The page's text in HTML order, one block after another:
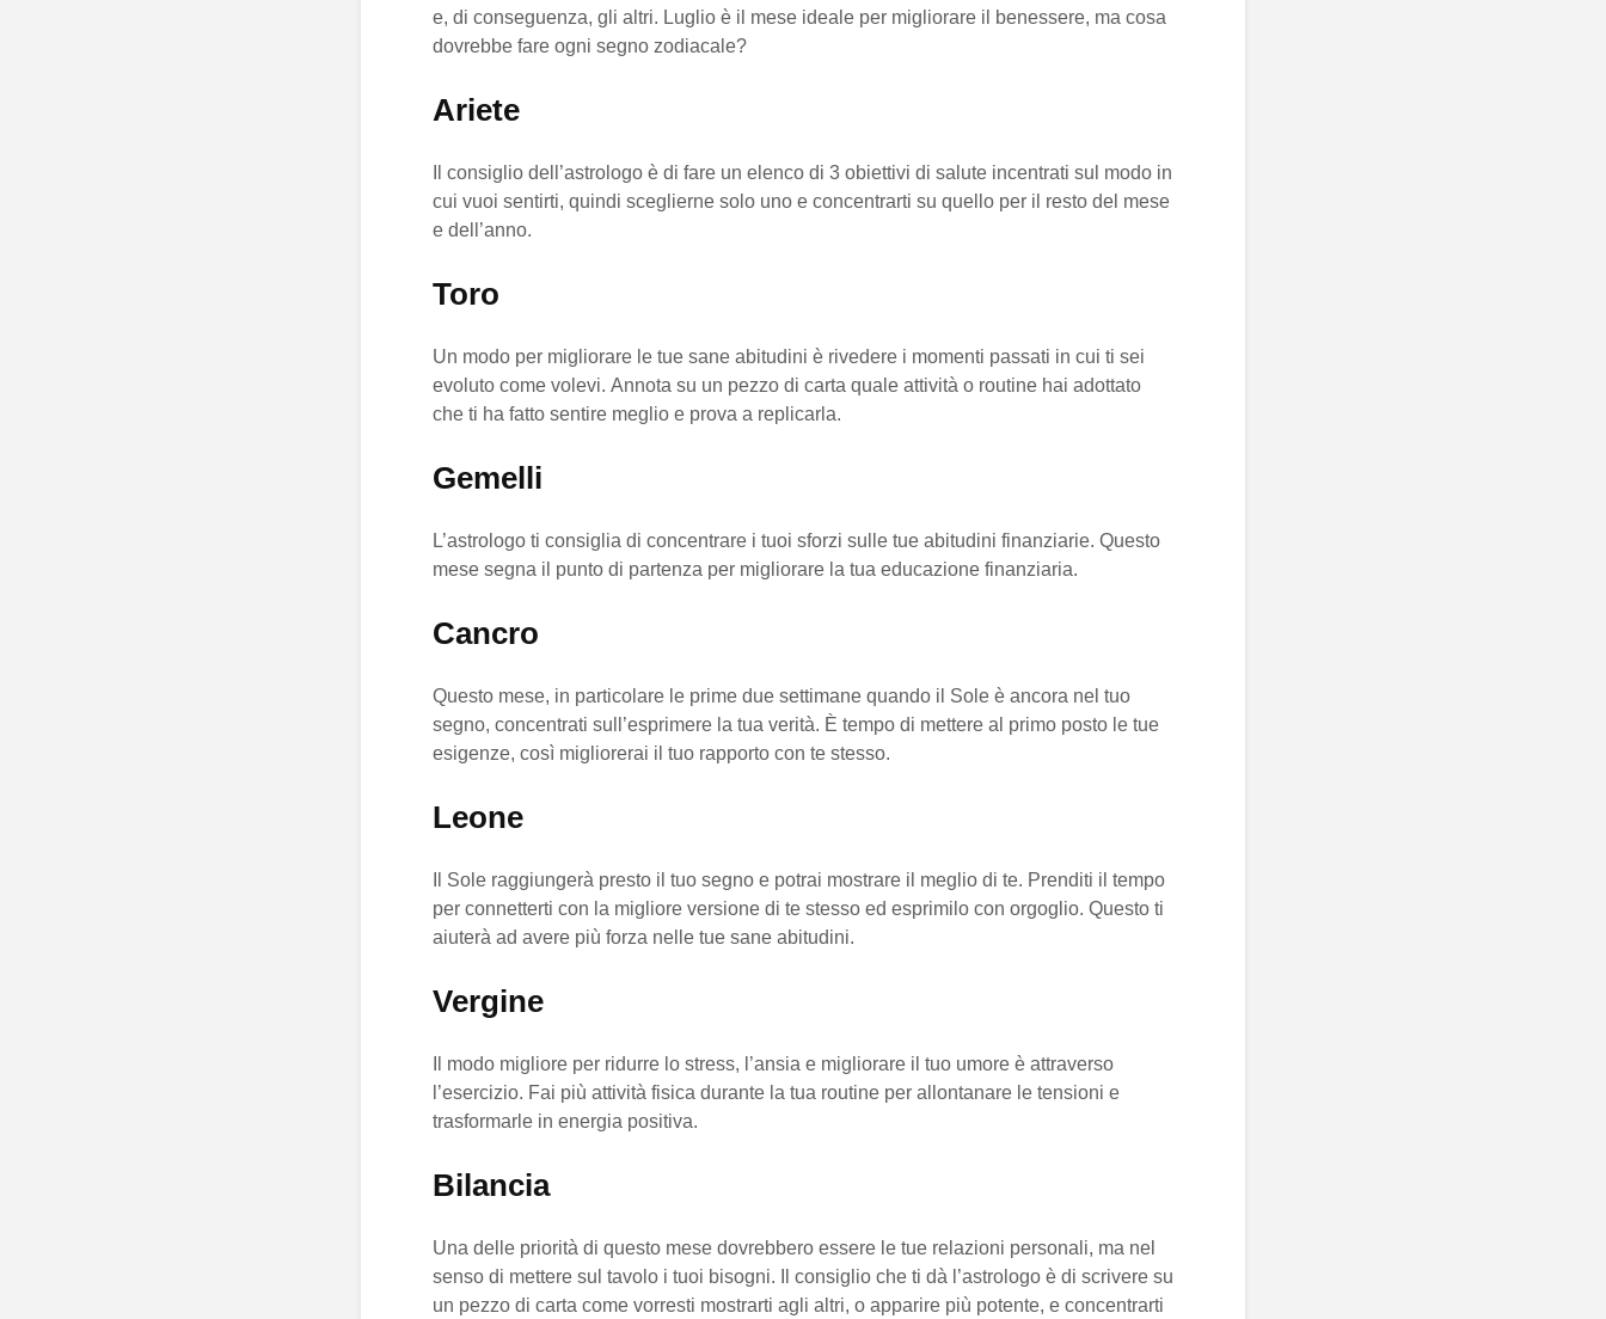
e, di conseguenza, gli altri. Luglio è il mese ideale per migliorare il benessere, ma cosa
dovrebbe fare ogni segno zodiacale?
Ariete
Il consiglio dell’astrologo è di fare un elenco di 3 obiettivi di salute incentrati sul modo in
cui vuoi sentirti, quindi sceglierne solo uno e concentrarti su quello per il resto del mese
e dell’anno.
Toro
Un modo per migliorare le tue sane abitudini è rivedere i momenti passati in cui ti sei
evoluto come volevi. Annota su un pezzo di carta quale attività o routine hai adottato
che ti ha fatto sentire meglio e prova a replicarla.
Gemelli
L’astrologo ti consiglia di concentrare i tuoi sforzi sulle tue abitudini finanziarie. Questo
mese segna il punto di partenza per migliorare la tua educazione finanziaria.
Cancro
Questo mese, in particolare le prime due settimane quando il Sole è ancora nel tuo
segno, concentrati sull’esprimere la tua verità. È tempo di mettere al primo posto le tue
esigenze, così migliorerai il tuo rapporto con te stesso.
Leone
Il Sole raggiungerà presto il tuo segno e potrai mostrare il meglio di te. Prenditi il ​​tempo
per connetterti con la migliore versione di te stesso ed esprimilo con orgoglio. Questo ti
aiuterà ad avere più forza nelle tue sane abitudini.
Vergine
Il modo migliore per ridurre lo stress, l’ansia e migliorare il tuo umore è attraverso
l’esercizio. Fai più attività fisica durante la tua routine per allontanare le tensioni e
trasformarle in energia positiva.
Bilancia
Una delle priorità di questo mese dovrebbero essere le tue relazioni personali, ma nel
senso di mettere sul tavolo i tuoi bisogni. Il consiglio che ti dà l’astrologo è di scrivere su
un pezzo di carta come vorresti mostrarti agli altri, o apparire più potente, e concentrarti